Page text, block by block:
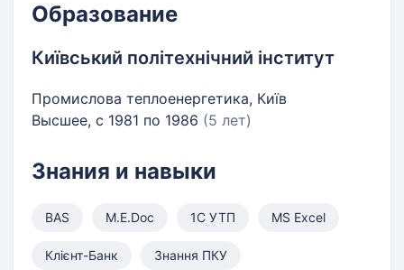
Образование
Київський політехнічний інститут
Промислова теплоенергетика, Київ
Высшее, с 1981 по 1986 (5 лет)
Знания и навыки
BAS M.E.Doc 1С УТП MS Excel
Клієнт-Банк Знання ПКУ